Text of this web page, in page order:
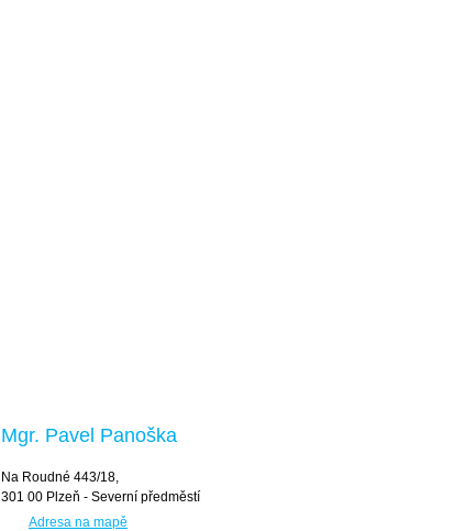
Mgr. Pavel Panoška
Na Roudné 443/18,
301 00 Plzeň - Severní předměstí
Adresa na mapě